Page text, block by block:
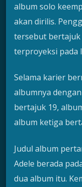
album solo
akan dirilis.
tersebut bertajuk
terproyeksi pada
Selama karier
albumnya
bertajuk 19,
album ketiga
Judul album
Adele berada
dua album itu.